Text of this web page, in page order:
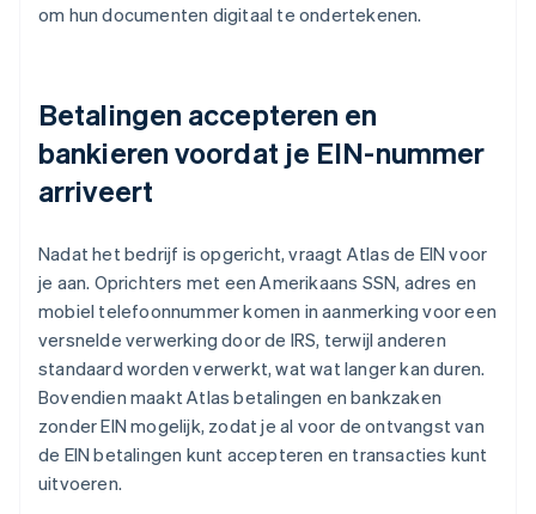
om hun documenten digitaal te ondertekenen.
Betalingen accepteren en
bankieren voordat je EIN-nummer
arriveert
Nadat het bedrijf is opgericht, vraagt Atlas de EIN voor
je aan. Oprichters met een Amerikaans SSN, adres en
mobiel telefoonnummer komen in aanmerking voor een
versnelde verwerking door de IRS, terwijl anderen
standaard worden verwerkt, wat wat langer kan duren.
Bovendien maakt Atlas betalingen en bankzaken
zonder EIN mogelijk, zodat je al voor de ontvangst van
de EIN betalingen kunt accepteren en transacties kunt
uitvoeren.